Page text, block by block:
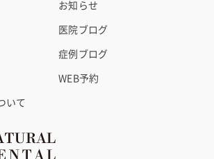
いて
お知らせ
医院ブログ
症例ブログ
WEB予約